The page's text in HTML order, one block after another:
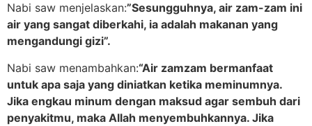
Nabi saw menjelaskan:”Sesungguhnya, air zam-zam ini
air yang sangat diberkahi, ia adalah makanan yang
mengandungi gizi”.
Nabi saw menambahkan:“Air zamzam bermanfaat
untuk apa saja yang diniatkan ketika meminumnya.
Jika engkau minum dengan maksud agar sembuh dari
penyakitmu, maka Allah menyembuhkannya. Jika